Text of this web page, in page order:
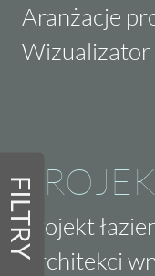
FILTRY
Aranżacje
Wizualizator
Projekt
Architekci